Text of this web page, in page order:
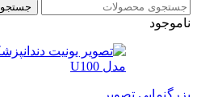
جستجو
ناموجود
بزرگنمایی تصویر